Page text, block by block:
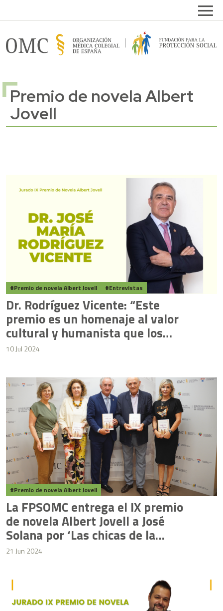
Premio de novela Albert
Jovell
Premio de novela Albert Jovell Entrevistas
Dr. Rodríguez Vicente: “Este
premio es un homenaje al valor
cultural y humanista que los
médicos aportan a la sociedad”
10 Jul 2024
Premio de novela Albert Jovell
La FPSOMC entrega el IX premio
de novela Albert Jovell a José
Solana por ‘Las chicas de la
Academia’
21 Jun 2024